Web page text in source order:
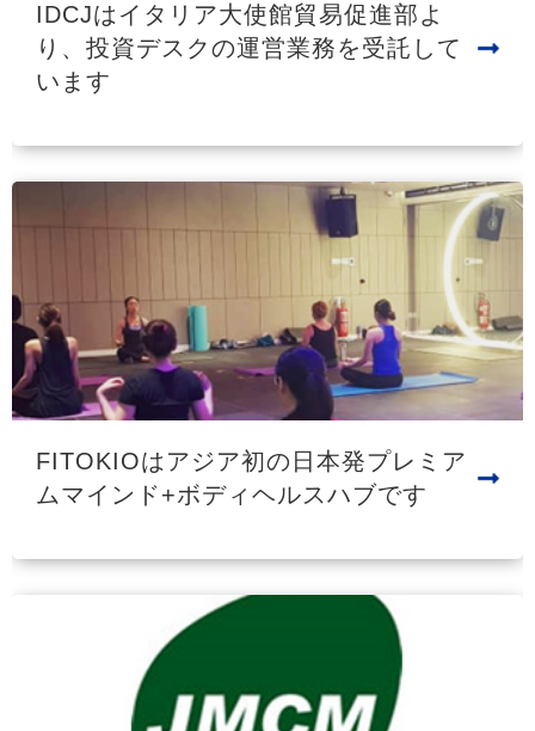
IDCJはイタリア大使館貿易促進部よ
り、投資デスクの運営業務を受託して
います
FITOKIOはアジア初の日本発プレミア
ムマインド+ボディヘルスハブです